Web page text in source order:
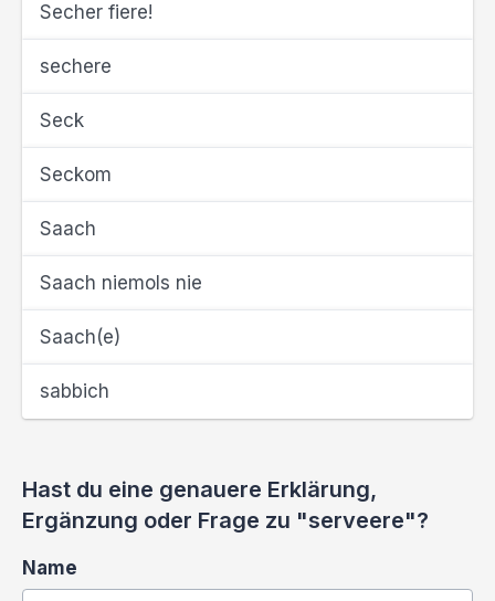
Secher fiere!
sechere
Seck
Seckom
Saach
Saach niemols nie
Saach(e)
sabbich
Hast du eine genauere Erklärung,
Ergänzung oder Frage zu "serveere"?
Name